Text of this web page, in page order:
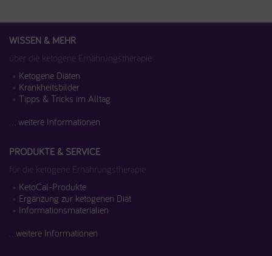
WISSEN & MEHR
über die ketogene Ernährungstherapie
Ketogene Diäten
Krankheitsbilder
Tipps & Tricks im Alltag
... weitere Informationen
PRODUKTE & SERVICE
für die ketogene Ernährungstherapie
KetoCal-Produkte
Ergänzung zur ketogenen Diät
Informationsmaterialien
...weitere Informationen